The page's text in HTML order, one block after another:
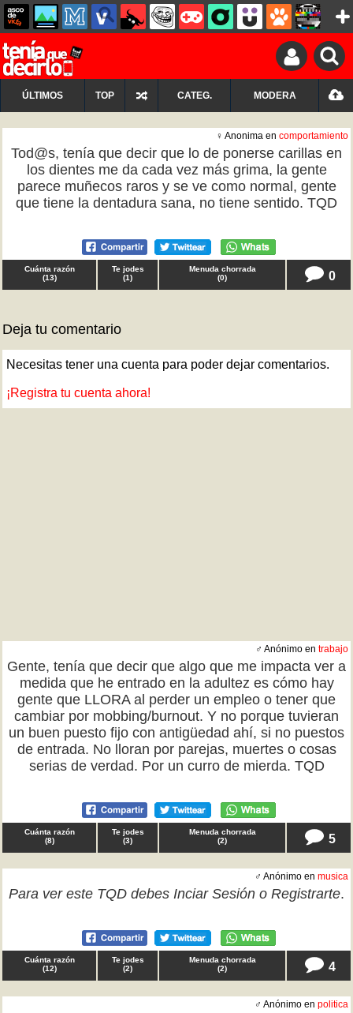
ÚLTIMOS TOP CATEG. MODERA
♀ Anonima en comportamiento
Tod@s, tenía que decir que lo de ponerse carillas en
los dientes me da cada vez más grima, la gente
parece muñecos raros y se ve como normal, gente
que tiene la dentadura sana, no tiene sentido. TQD
Cuánta razón
(13)
Te jodes
(1)
Menuda chorrada
(0) 0
Deja tu comentario
Necesitas tener una cuenta para poder dejar comentarios.
¡Registra tu cuenta ahora!
♂ Anónimo en trabajo
Gente, tenía que decir que algo que me impacta ver a
medida que he entrado en la adultez es cómo hay
gente que LLORA al perder un empleo o tener que
cambiar por mobbing/burnout. Y no porque tuvieran
un buen puesto fijo con antigüedad ahí, si no puestos
de entrada. No lloran por parejas, muertes o cosas
serias de verdad. Por un curro de mierda. TQD
Cuánta razón
(8)
Te jodes
(3)
Menuda chorrada
(2) 5
♂ Anónimo en musica
Para ver este TQD debes Inciar Sesión o Registrarte.
Cuánta razón
(12)
Te jodes
(2)
Menuda chorrada
(2) 4
♂ Anónimo en politica